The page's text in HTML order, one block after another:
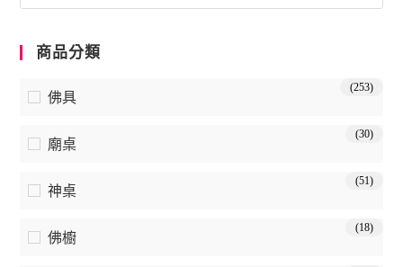
商品分類
佛具
(253)
廟桌
(30)
神桌
(51)
佛櫥
(18)